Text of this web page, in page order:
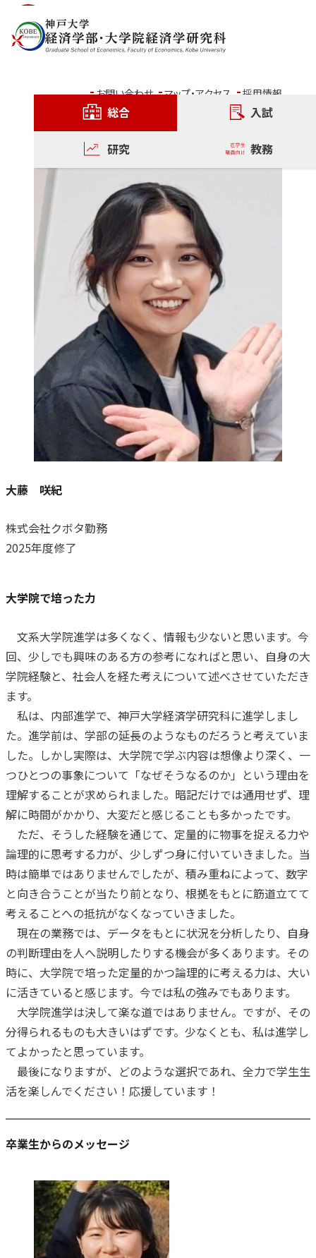
お問い合わせ マップ・アクセス 採用情報
総合 入試
研究 教務
修了生インタビュー
卒業生からのメッセージ
大藤 咲紀
株式会社クボタ勤務
2025年度修了
大学院で培った力
文系大学院進学は多くなく、情報も少ないと思います。今
回、少しでも興味のある方の参考になればと思い、自身の大
学院経験と、社会人を経た考えについて述べさせていただき
ます。
私は、内部進学で、神戸大学経済学研究科に進学しまし
た。進学前は、学部の延長のようなものだろうと考えていま
した。しかし実際は、大学院で学ぶ内容は想像より深く、一
つひとつの事象について「なぜそうなるのか」という理由を
理解することが求められました。暗記だけでは通用せず、理
解に時間がかかり、大変だと感じることも多かったです。
ただ、そうした経験を通じて、定量的に物事を捉える力や
論理的に思考する力が、少しずつ身に付いていきました。当
時は簡単ではありませんでしたが、積み重ねによって、数字
と向き合うことが当たり前となり、根拠をもとに筋道立てて
考えることへの抵抗がなくなっていきました。
現在の業務では、データをもとに状況を分析したり、自身
の判断理由を人へ説明したりする機会が多くあります。その
時に、大学院で培った定量的かつ論理的に考える力は、大い
に活きていると感じます。今では私の強みでもあります。
大学院進学は決して楽な道ではありません。ですが、その
分得られるものも大きいはずです。少なくとも、私は進学し
てよかったと思っています。
最後になりますが、どのような選択であれ、全力で学生生
活を楽しんでください！応援しています！
卒業生からのメッセージ